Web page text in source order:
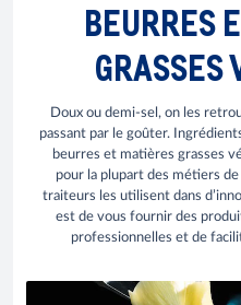
BEURRES
GRASSES
Doux ou demi-sel, on les
passant par le goûter.
beurres et matières grasses
pour la plupart des métiers
traiteurs les utilisent dans
est de vous fournir des
professionnelles et de